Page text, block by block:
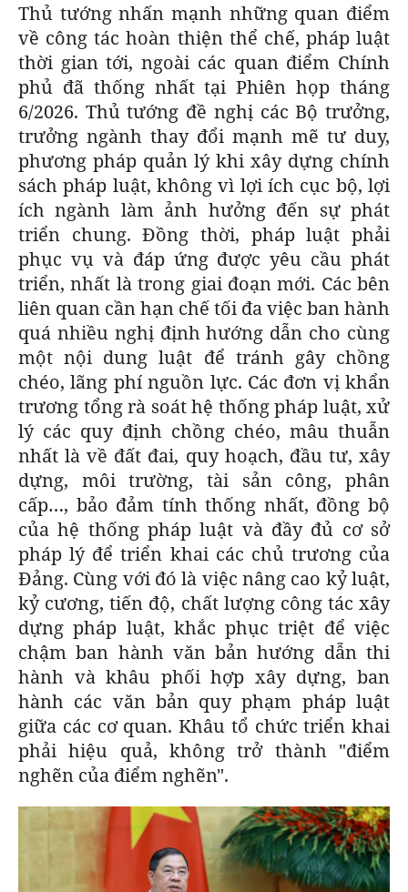
Thủ tướng nhấn mạnh những quan điểm
về công tác hoàn thiện thể chế, pháp luật
thời gian tới, ngoài các quan điểm Chính
phủ đã thống nhất tại Phiên họp tháng
6/2026. Thủ tướng đề nghị các Bộ trưởng,
trưởng ngành thay đổi mạnh mẽ tư duy,
phương pháp quản lý khi xây dựng chính
sách pháp luật, không vì lợi ích cục bộ, lợi
ích ngành làm ảnh hưởng đến sự phát
triển chung. Đồng thời, pháp luật phải
phục vụ và đáp ứng được yêu cầu phát
triển, nhất là trong giai đoạn mới. Các bên
liên quan cần hạn chế tối đa việc ban hành
quá nhiều nghị định hướng dẫn cho cùng
một nội dung luật để tránh gây chồng
chéo, lãng phí nguồn lực. Các đơn vị khẩn
trương tổng rà soát hệ thống pháp luật, xử
lý các quy định chồng chéo, mâu thuẫn
nhất là về đất đai, quy hoạch, đầu tư, xây
dựng, môi trường, tài sản công, phân
cấp…, bảo đảm tính thống nhất, đồng bộ
của hệ thống pháp luật và đầy đủ cơ sở
pháp lý để triển khai các chủ trương của
Đảng. Cùng với đó là việc nâng cao kỷ luật,
kỷ cương, tiến độ, chất lượng công tác xây
dựng pháp luật, khắc phục triệt để việc
chậm ban hành văn bản hướng dẫn thi
hành và khâu phối hợp xây dựng, ban
hành các văn bản quy phạm pháp luật
giữa các cơ quan. Khâu tổ chức triển khai
phải hiệu quả, không trở thành "điểm
nghẽn của điểm nghẽn".